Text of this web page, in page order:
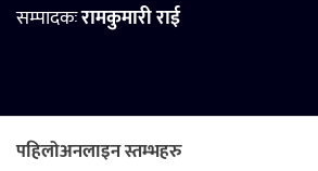
सम्पादकःरामकुमारी राई
पहिलोअनलाइन स्तम्भहरु